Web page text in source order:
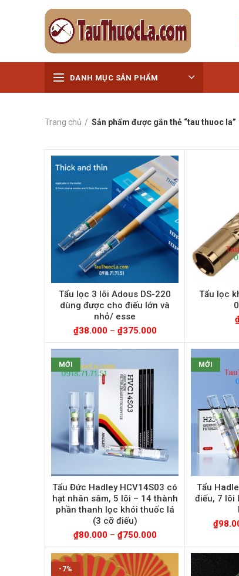
DANH MỤC SẢN PHẨM
Trang chủ Sản phẩm được gắn thẻ “tau thuoc la”
Tẩu lọc 3 lõi Adous DS-220
dùng được cho điếu lớn và
nhỏ/ esse
₫38.000– ₫375.000
Tẩu lọc
MỚI
Tẩu Đức Hadley HCV14S03 có
hạt nhân sâm, 5 lõi – 14 thành
phần thanh lọc khói thuốc lá
(3 cỡ điếu)
₫80.000– ₫750.000
MỚI
Tẩu
điếu, 7 lõi
₫
-7%